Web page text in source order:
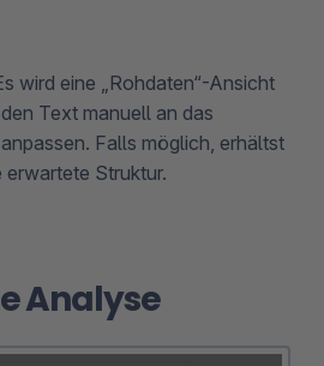
wird eine „Rohdaten“-Ansicht
Text manuell an das
Falls möglich, erhältst
erwartete Struktur.
Analyse